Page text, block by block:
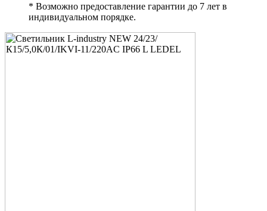
* Возможно предоставление гарантии до 7 лет в
индивидуальном порядке.